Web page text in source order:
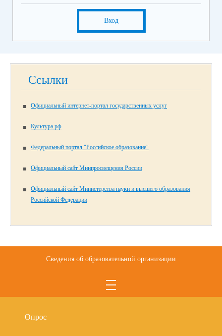
Вход
Ссылки
Официальный интернет-портал государственных услуг
Культура.рф
Федеральный портал "Российское образование"
Официальный сайт Минпросвещения России
Официальный сайт Министерства науки и высшего образования
Российской Федерации
Сведения об образовательной организации
Опрос